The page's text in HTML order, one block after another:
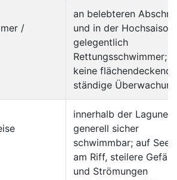
/
an belebteren
und in der Hochsaison
gelegentlich
Rettungsschwimmer;
keine flächendeckende
ständige Überwachung
innerhalb der Lagune
generell sicher
schwimmbar; auf
am Riff, steilere Gefälle
und Strömungen